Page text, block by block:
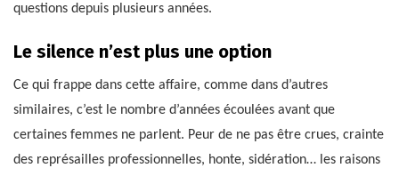
questions depuis plusieurs années.
Le silence n’est plus une option
Ce qui frappe dans cette affaire, comme dans d’autres
similaires, c’est le nombre d’années écoulées avant que
certaines femmes ne parlent. Peur de ne pas être crues, crainte
des représailles professionnelles, honte, sidération… les raisons